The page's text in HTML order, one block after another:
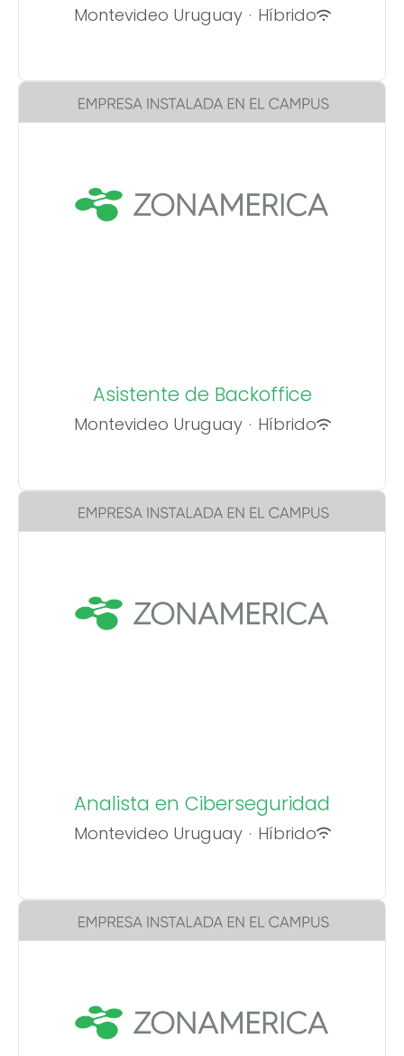
Montevideo Uruguay · Híbrido
Asistente de Backoffice
Montevideo Uruguay · Híbrido
Analista en Ciberseguridad
Montevideo Uruguay · Híbrido